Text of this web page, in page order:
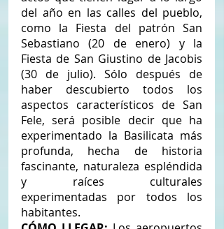
del año en las calles del pueblo,
como la Fiesta del patrón San
Sebastiano (20 de enero) y la
Fiesta de San Giustino de Jacobis
(30 de julio). Sólo después de
haber descubierto todos los
aspectos característicos de San
Fele, será posible decir que ha
experimentado la Basilicata más
profunda, hecha de historia
fascinante, naturaleza espléndida
y raíces culturales
experimentadas por todos los
habitantes.